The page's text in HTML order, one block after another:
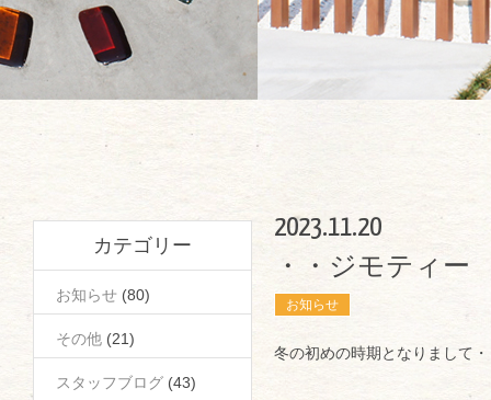
2023.11.20
・・ジモティ
お知らせ
冬の初めの時期となりまして
カテゴリー
お知らせ (80)
その他 (21)
スタッフブログ (43)